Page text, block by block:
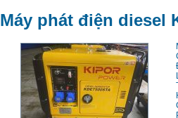
Máy phát điện diesel